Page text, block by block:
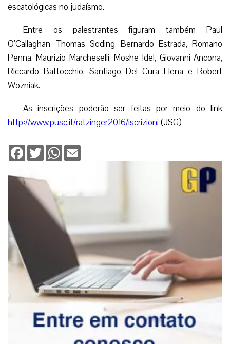
escatológicas no judaísmo.
Entre os palestrantes figuram também Paul
O’Callaghan, Thomas Söding, Bernardo Estrada, Romano
Penna, Maurizio Marcheselli, Moshe Idel, Giovanni Ancona,
Riccardo Battocchio, Santiago Del Cura Elena e Robert
Wozniak.
As inscrições poderão ser feitas por meio do link
http://www.pusc.it/ratzinger2016/iscrizioni (JSG)
Facebook
TwitterWhatsApp